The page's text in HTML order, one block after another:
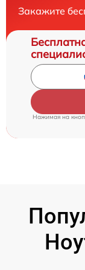
Закажите
Нажимая на